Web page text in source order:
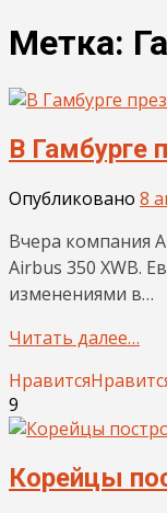
Метка:
В Гамбурге
Опубликовано 8
Вчера компания
Airbus 350 XWB.
изменениями в…
Читать далее…
Нравится
9
Корейцы